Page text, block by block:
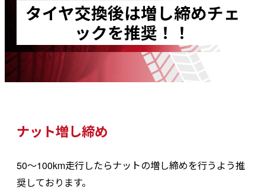
タイヤ交換後は増し締めチェ
ックを推奨！！
ナット増し締め
50〜100km走行したらナットの増し締めを行うよう推
奨しております。